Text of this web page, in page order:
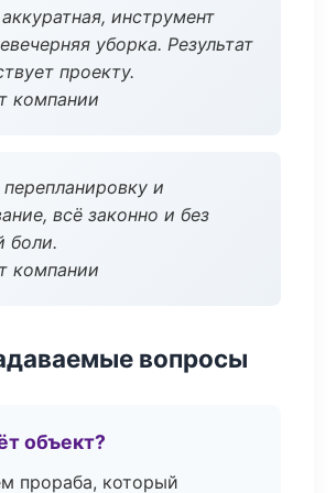
инструмент
уборка. Результат
проекту.
компании
и
всё законно и без
боли.
компании
вопросы
объект?
прораба, который